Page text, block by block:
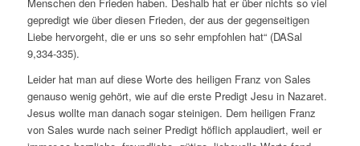
gepredigt wie über diesen Frieden, der aus der gegenseitigen
Liebe hervorgeht, die er uns so sehr empfohlen hat“ (DASal
9,334-335).
Leider hat man auf diese Worte des heiligen Franz von Sales
genauso wenig gehört, wie auf die erste Predigt Jesu in Nazaret.
Jesus wollte man danach sogar steinigen. Dem heiligen Franz
von Sales wurde nach seiner Predigt höflich applaudiert, weil er